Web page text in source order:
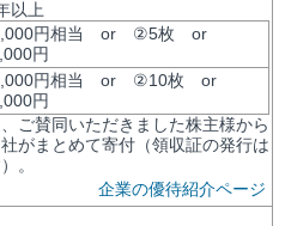
以上
円相当 or ②5枚 or
円
円相当 or ②10枚 or
円
ご賛同いただきました株主様から
がまとめて寄付（領収証の発行は
。
企業の優待紹介ページ